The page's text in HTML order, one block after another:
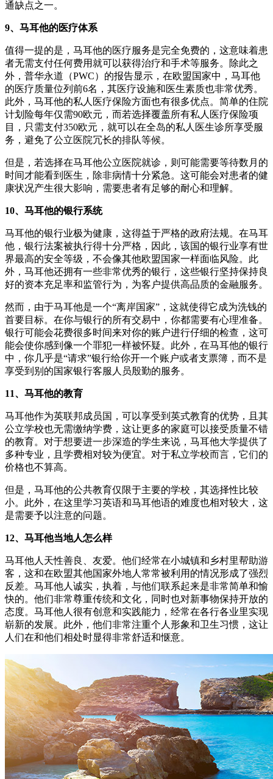
通缺点之一。
9、马耳他的医疗体系
值得一提的是，马耳他的医疗服务是完全免费的，这意味着患
者无需支付任何费用就可以获得治疗和手术等服务。除此之
外，普华永道（PWC）的报告显示，在欧盟国家中，马耳他
的医疗质量位列前6名，其医疗设施和医生素质也非常优秀。
此外，马耳他的私人医疗保险方面也有很多优点。简单的住院
计划险每年仅需90欧元，而若选择覆盖所有私人医疗保险项
目，只需支付350欧元，就可以在全岛的私人医生诊所享受服
务，避免了公立医院冗长的排队等候。
但是，若选择在马耳他公立医院就诊，则可能需要等待数月的
时间才能看到医生，除非病情十分紧急。这可能会对患者的健
康状况产生很大影响，需要患者有足够的耐心和理解。
10、马耳他的银行系统
马耳他的银行业极为健康，这得益于严格的政府法规。在马耳
他，银行法案被执行得十分严格，因此，该国的银行业享有世
界最高的安全等级，不会像其他欧盟国家一样面临风险。此
外，马耳他还拥有一些非常优秀的银行，这些银行坚持保持良
好的资本充足率和监管行为，为客户提供高品质的金融服务。
然而，由于马耳他是一个“离岸国家”，这就使得它成为洗钱的
首要目标。在你与银行的所有交易中，你都需要有心理准备。
银行可能会花费很多时间来对你的账户进行仔细的检查，这可
能会使你感到像一个罪犯一样被怀疑。此外，在马耳他的银行
中，你几乎是“请求”银行给你开一个账户或者支票簿，而不是
享受到别的国家银行客服人员殷勤的服务。
11、马耳他的教育
马耳他作为英联邦成员国，可以享受到英式教育的优势，且其
公立学校也无需缴纳学费，这让更多的家庭可以接受质量不错
的教育。对于想要进一步深造的学生来说，马耳他大学提供了
多种专业，且学费相对较为便宜。对于私立学校而言，它们的
价格也不算高。
但是，马耳他的公共教育仅限于主要的学校，其选择性比较
小。此外，在这里学习英语和马耳他语的难度也相对较大，这
是需要予以注意的问题。
12、马耳他当地人怎么样
马耳他人天性善良、友爱。他们经常在小城镇和乡村里帮助游
客，这和在欧盟其他国家外地人常常被利用的情况形成了强烈
反差。马耳他人诚实，执着，与他们联系起来是非常简单和愉
快的。他们非常尊重传统和文化，同时也对新事物保持开放的
态度。马耳他人很有创意和实践能力，经常在各行各业里实现
崭新的发展。此外，他们非常注重个人形象和卫生习惯，这让
人们在和他们相处时显得非常舒适和惬意。